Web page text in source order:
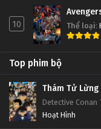
10 Thể loại:
Top phim bộ
Thám Tử Lừng
Detective Conan
Hoạt Hình